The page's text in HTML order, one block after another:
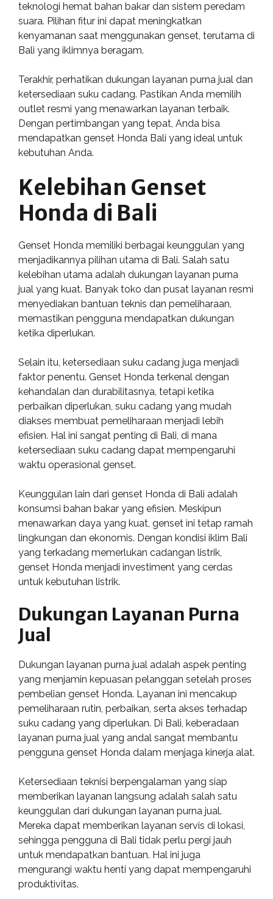
teknologi hemat bahan bakar dan sistem peredam
suara. Pilihan fitur ini dapat meningkatkan
kenyamanan saat menggunakan genset, terutama di
Bali yang iklimnya beragam.
Terakhir, perhatikan dukungan layanan purna jual dan
ketersediaan suku cadang. Pastikan Anda memilih
outlet resmi yang menawarkan layanan terbaik.
Dengan pertimbangan yang tepat, Anda bisa
mendapatkan genset Honda Bali yang ideal untuk
kebutuhan Anda.
Kelebihan Genset
Honda di Bali
Genset Honda memiliki berbagai keunggulan yang
menjadikannya pilihan utama di Bali. Salah satu
kelebihan utama adalah dukungan layanan purna
jual yang kuat. Banyak toko dan pusat layanan resmi
menyediakan bantuan teknis dan pemeliharaan,
memastikan pengguna mendapatkan dukungan
ketika diperlukan.
Selain itu, ketersediaan suku cadang juga menjadi
faktor penentu. Genset Honda terkenal dengan
kehandalan dan durabilitasnya, tetapi ketika
perbaikan diperlukan, suku cadang yang mudah
diakses membuat pemeliharaan menjadi lebih
efisien. Hal ini sangat penting di Bali, di mana
ketersediaan suku cadang dapat mempengaruhi
waktu operasional genset.
Keunggulan lain dari genset Honda di Bali adalah
konsumsi bahan bakar yang efisien. Meskipun
menawarkan daya yang kuat, genset ini tetap ramah
lingkungan dan ekonomis. Dengan kondisi iklim Bali
yang terkadang memerlukan cadangan listrik,
genset Honda menjadi investiment yang cerdas
untuk kebutuhan listrik.
Dukungan Layanan Purna
Jual
Dukungan layanan purna jual adalah aspek penting
yang menjamin kepuasan pelanggan setelah proses
pembelian genset Honda. Layanan ini mencakup
pemeliharaan rutin, perbaikan, serta akses terhadap
suku cadang yang diperlukan. Di Bali, keberadaan
layanan purna jual yang andal sangat membantu
pengguna genset Honda dalam menjaga kinerja alat.
Ketersediaan teknisi berpengalaman yang siap
memberikan layanan langsung adalah salah satu
keunggulan dari dukungan layanan purna jual.
Mereka dapat memberikan layanan servis di lokasi,
sehingga pengguna di Bali tidak perlu pergi jauh
untuk mendapatkan bantuan. Hal ini juga
mengurangi waktu henti yang dapat mempengaruhi
produktivitas.